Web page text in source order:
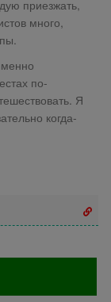
приезжать,
много,
по-
Я
когда-